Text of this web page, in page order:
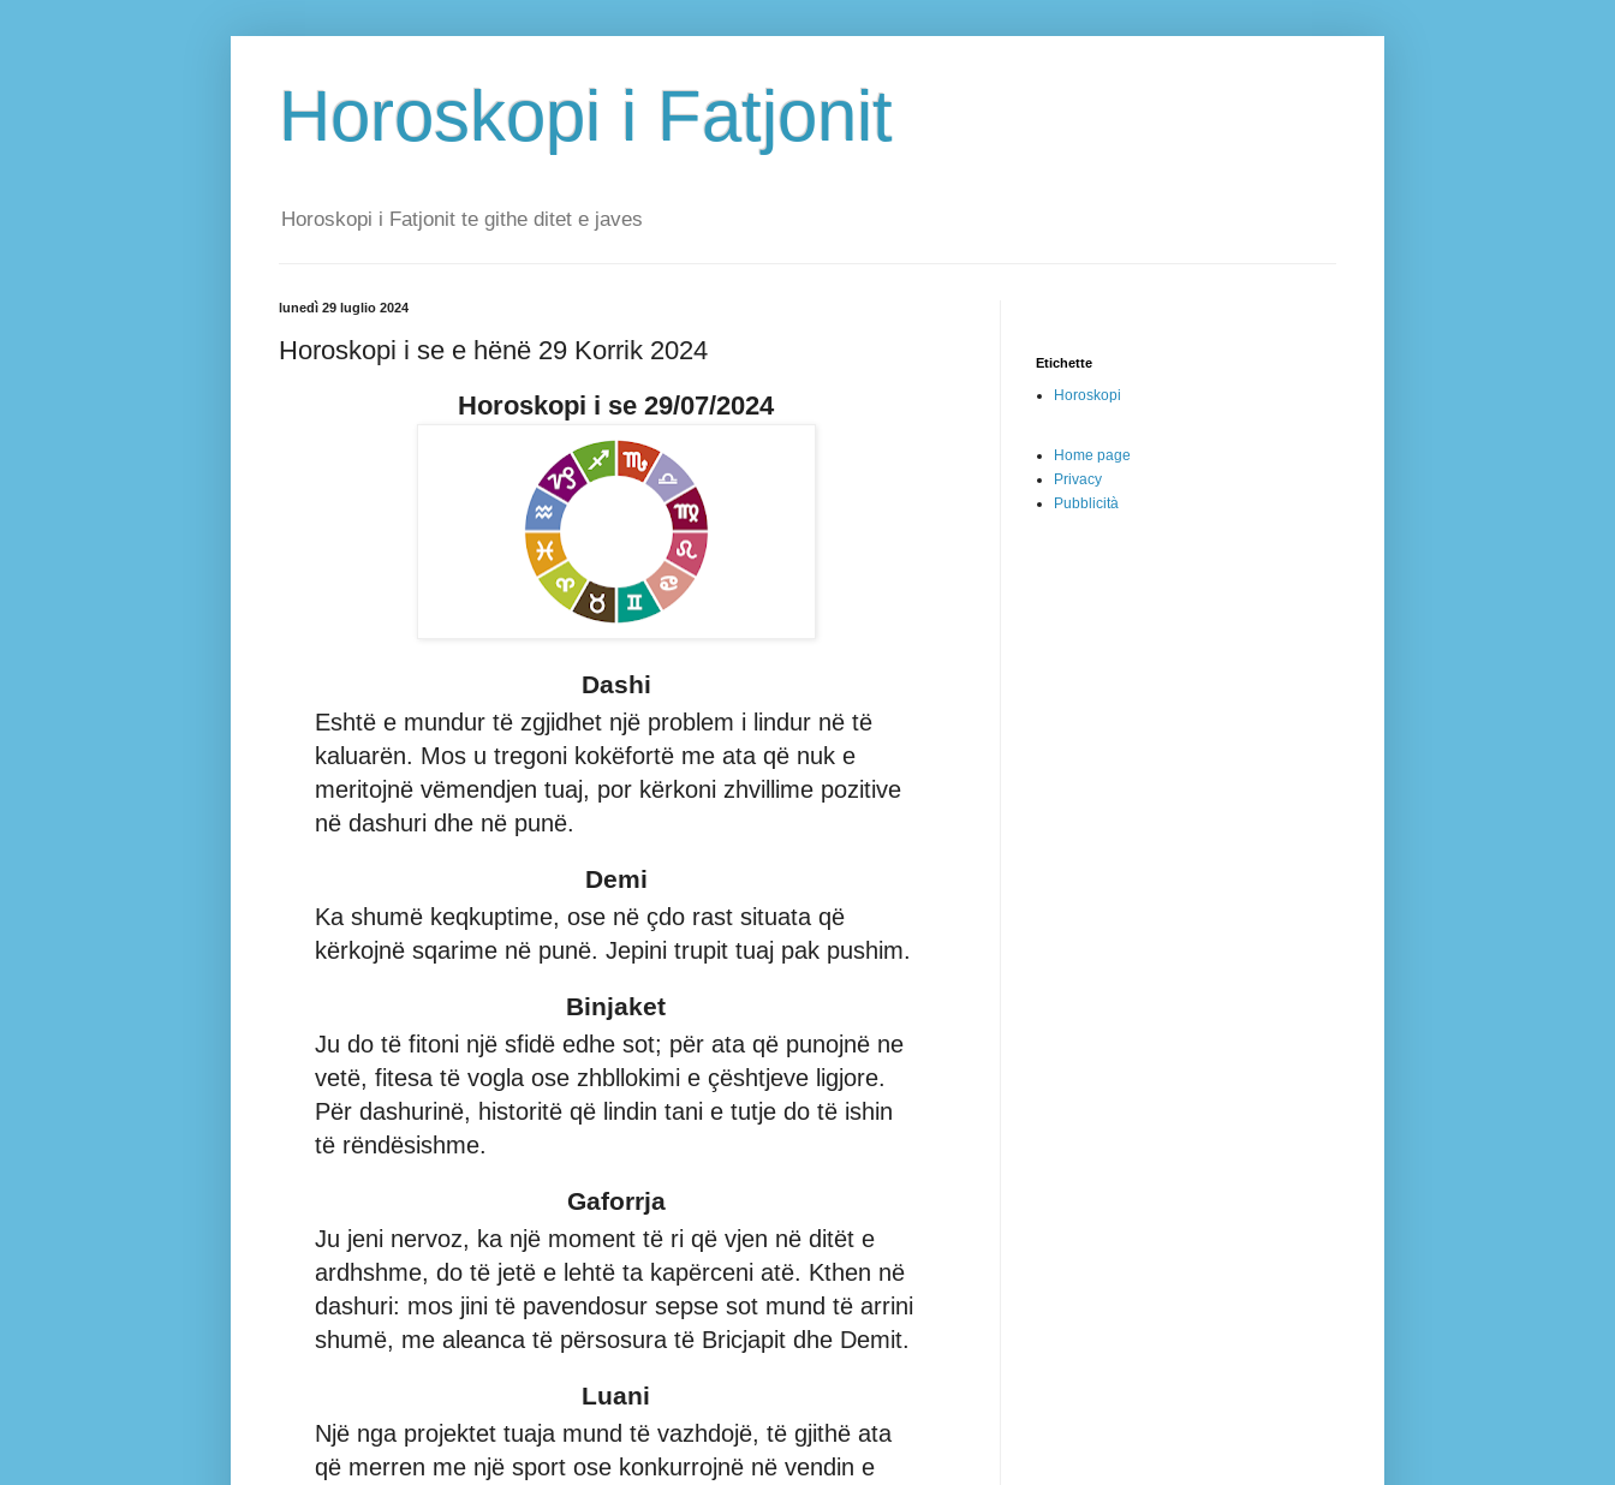
Horoskopi i Fatjonit
Horoskopi i Fatjonit te githe ditet e javes
lunedì 29 luglio 2024
Horoskopi i se e hënë 29 Korrik 2024
Horoskopi i se 29/07/2024
Dashi
Eshtë e mundur të zgjidhet një problem i lindur në të
kaluarën. Mos u tregoni kokëfortë me ata që nuk e
meritojnë vëmendjen tuaj, por kërkoni zhvillime pozitive
në dashuri dhe në punë.
Demi
Ka shumë keqkuptime, ose në çdo rast situata që
kërkojnë sqarime në punë. Jepini trupit tuaj pak pushim.
Binjaket
Ju do të fitoni një sfidë edhe sot; për ata që punojnë ne
vetë, fitesa të vogla ose zhbllokimi e çështjeve ligjore.
Për dashurinë, historitë që lindin tani e tutje do të ishin
të rëndësishme.
Gaforrja
Ju jeni nervoz, ka një moment të ri që vjen në ditët e
ardhshme, do të jetë e lehtë ta kapërceni atë. Kthen në
dashuri: mos jini të pavendosur sepse sot mund të arrini
shumë, me aleanca të përsosura të Bricjapit dhe Demit.
Luani
Një nga projektet tuaja mund të vazhdojë, të gjithë ata
që merren me një sport ose konkurrojnë në vendin e
Etichette
Horoskopi
Home page
Privacy
Pubblicità